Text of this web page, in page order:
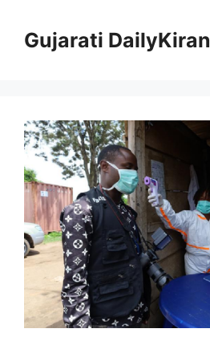
contentGujarati DailyKiran